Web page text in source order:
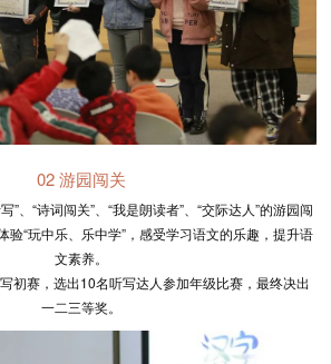
02 游园闯关
”、“诗词闯关”、“我是朗读者”、“交际达人”的游园闯
验“玩中乐、乐中学”，感受学习语文的乐趣，提升语
文素养。
初赛，选出10名听写达人参加年级比赛，最终决出
一二三等奖。